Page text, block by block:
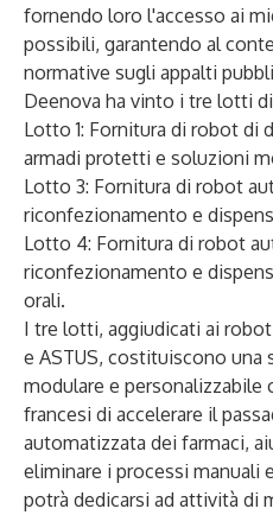
fornendo loro l'accesso ai
possibili, garantendo al
normative sugli appalti
Deenova ha vinto i tre lotti di
Lotto 1: Fornitura di robot di
armadi protetti e soluzioni
Lotto 3: Fornitura di robot
riconfezionamento e
Lotto 4: Fornitura di robot
riconfezionamento e
orali.
I tre lotti, aggiudicati ai
e ASTUS, costituiscono una
modulare e personalizzabile
francesi di accelerare il
automatizzata dei farmaci,
eliminare i processi manuali
potrà dedicarsi ad attività di